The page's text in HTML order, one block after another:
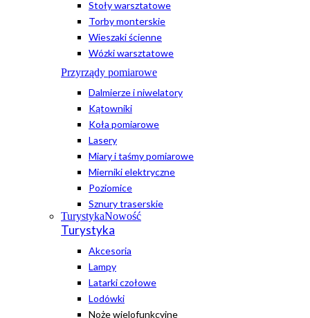
Stoły warsztatowe
Torby monterskie
Wieszaki ścienne
Wózki warsztatowe
Przyrządy pomiarowe
Dalmierze i niwelatory
Kątowniki
Koła pomiarowe
Lasery
Miary i taśmy pomiarowe
Mierniki elektryczne
Poziomice
Sznury traserskie
TurystykaNowość
Turystyka
Akcesoria
Lampy
Latarki czołowe
Lodówki
Noże wielofunkcyjne